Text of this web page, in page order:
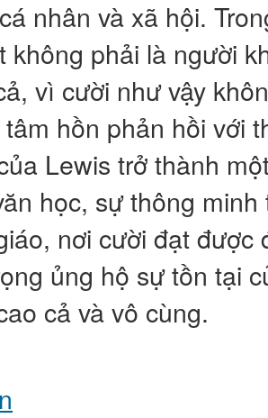
nhân và xã hội.
không phải là người
vì cười như vậy
hồn phản hồi với
Lewis trở thành
học, sự thông
nơi cười đạt được
ủng hộ sự tồn tại
cả và vô cùng.